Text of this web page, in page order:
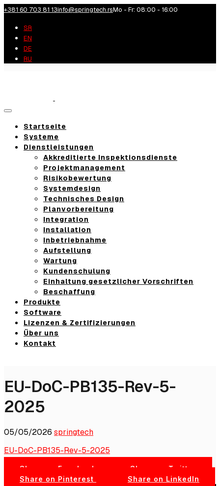
+381 60 703 81 13info@springtech.rsMo - Fr: 08:00 - 16:00
SR
EN
DE
RU
Toggle
Startseite
Systeme
Dienstleistungen
Akkreditierte Inspektionsdienste
Projektmanagement
Risikobewertung
Systemdesign
Technisches Design
Planvorbereitung
Integration
Installation
Inbetriebnahme
Aufstellung
Wartung
Kundenschulung
Einhaltung gesetzlicher Vorschriften
Beschaffung
Produkte
Software
Lizenzen & Zertifizierungen
Über uns
Kontakt
EU-DoC-PB135-Rev-5-
2025
05/05/2026 springtech
EU-DoC-PB135-Rev-5-2025
Share on Facebook
Share on Twitter
Share on Pinterest
Share on LinkedIn